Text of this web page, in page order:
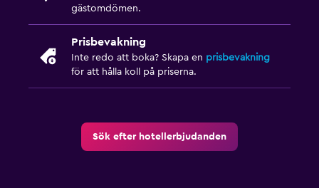
gästomdömen.
Prisbevakning
Inte redo att boka? Skapa en prisbevakning
för att hålla koll på priserna.
Sök efter hotellerbjudanden